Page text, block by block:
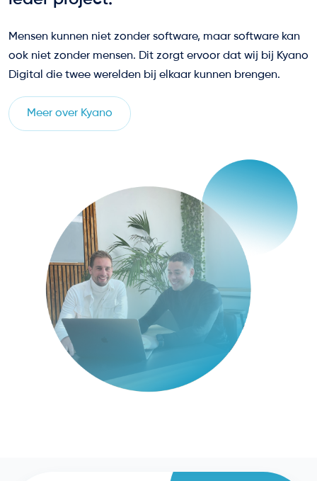
Mensen kunnen niet zonder software, maar software kan
ook niet zonder mensen. Dit zorgt ervoor dat wij bij Kyano
Digital die twee werelden bij elkaar kunnen brengen.
Meer over Kyano